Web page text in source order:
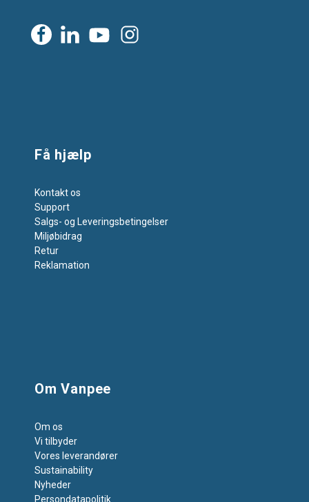
Få hjælp
Kontakt os
Support
Salgs- og Leveringsbetingelser
Miljøbidrag
Retur
Reklamation
Om Vanpee
Om os
Vi tilbyder
Vores leverandører
Sustainability
Nyheder
Persondatapolitik